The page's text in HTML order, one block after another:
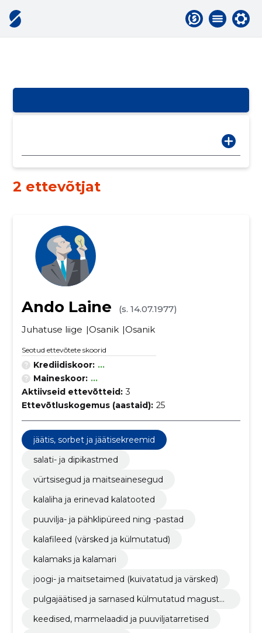
2 ettevõtjat
Ando Laine
(s. 14.07.1977)
Juhatuse liige
Osanik Osanik
Seotud ettevõtete skoorid
Krediidiskoor: ...
Maineskoor: ...
Aktiivseid ettevõtteid: 3
Ettevõtluskogemus (aastaid): 25
jäätis, sorbet ja jäätisekreemid
salati- ja dipikastmed
vürtsisegud ja maitseainesegud
kalaliha ja erinevad kalatooted
puuvilja- ja pähklipüreed ning -pastad
kalafileed (värsked ja külmutatud)
kalamaks ja kalamari
joogi- ja maitsetaimed (kuivatatud ja värsked)
pulgajäätised ja sarnased külmutatud magustoi
keedised, marmelaadid ja puuviljatarretised